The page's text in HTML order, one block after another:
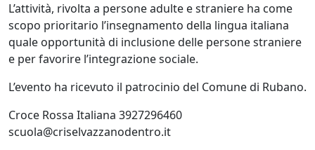
L’attività, rivolta a persone adulte e straniere ha come
scopo prioritario l’insegnamento della lingua italiana
quale opportunità di inclusione delle persone straniere
e per favorire l’integrazione sociale.
L’evento ha ricevuto il patrocinio del Comune di Rubano.
Croce Rossa Italiana 3927296460
scuola@criselvazzanodentro.it